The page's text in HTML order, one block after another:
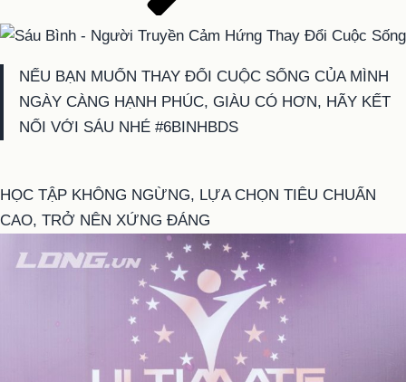
NẾU BẠN MUỐN THAY ĐỔI CUỘC SỐNG CỦA MÌNH
NGÀY CÀNG HẠNH PHÚC, GIÀU CÓ HƠN, HÃY KẾT
NỐI VỚI SÁU NHÉ #6BINHBDS
HỌC TẬP KHÔNG NGỪNG, LỰA CHỌN TIÊU CHUẨN
CAO, TRỞ NÊN XỨNG ĐÁNG